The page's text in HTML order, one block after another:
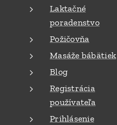
Laktačné
poradenstvo
Požičovňa
Masáže bábätiek
Blog
Registrácia
používateľa
Prihlásenie